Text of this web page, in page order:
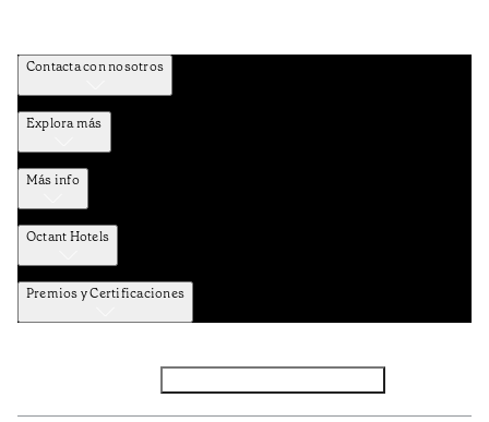
Contacta con nosotros
Explora más
Más info
Octant Hotels
Premios y Certificaciones